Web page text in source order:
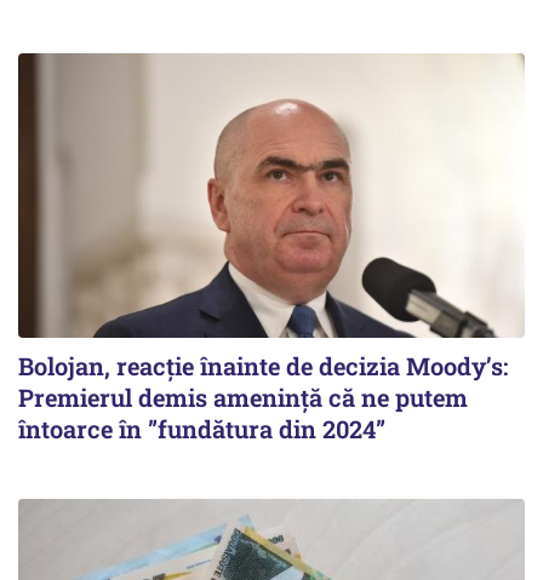
Bolojan, reacție înainte de decizia Moody’s:
Premierul demis amenință că ne putem
întoarce în ”fundătura din 2024”